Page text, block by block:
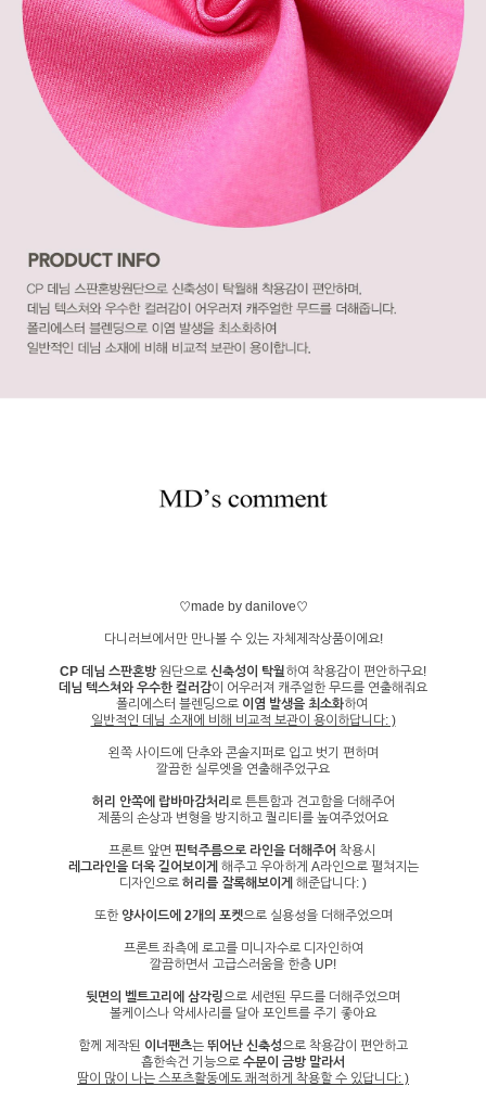
♡made by danilove♡
다니러브에서만 만나볼 수 있는 자체제작상품이에요!
CP 데님 스판혼방 원단으로 신축성이 탁월하여 착용감이 편안하구요!
데님 텍스쳐와 우수한 컬러감이 어우러져 캐주얼한 무드를 연출해줘요
폴리에스터 블렌딩으로 이염 발생을 최소화하여
일반적인 데님 소재에 비해 비교적 보관이 용이하답니다: )
왼쪽 사이드에 단추와 콘솔지퍼로 입고 벗기 편하며
깔끔한 실루엣을 연출해주었구요
허리 안쪽에 랍바마감처리 로 튼튼함과 견고함을 더해주어
제품의 손상과 변형을 방지하고 퀄리티를 높여주었어요
프론트 앞면 핀턱주름으로 라인을 더해주어 착용시
레그라인을 더욱 길어보이게 해주고 우아하게 A라인으로 펼쳐지는
디자인으로 허리를 잘록해보이게 해준답니다: )
또한 양사이드에 2개의 포켓으로 실용성을 더해주었으며
프론트 좌측에 로고를 미니자수로 디자인하여
깔끔하면서 고급스러움을 한층 UP!
뒷면의 벨트고리에 삼각링으로 세련된 무드를 더해주었으며
볼케이스나 악세사리를 달아 포인트를 주기 좋아요
함께 제작된 이너팬츠는 뛰어난 신축성으로 착용감이 편안하고
흡한속건 기능으로 수분이 금방 말라서
땀이 많이 나는 스포츠활동에도 쾌적하게 착용할 수 있답니다: )